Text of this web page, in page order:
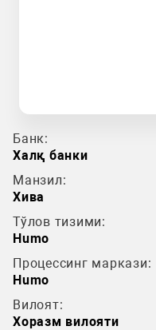
Банк:
Халқ банки
Манзил:
Хива
Тўлов тизими:
Humo
Процессинг маркази:
Humo
Вилоят:
Хоразм вилояти